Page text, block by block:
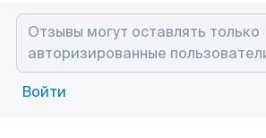
Войти